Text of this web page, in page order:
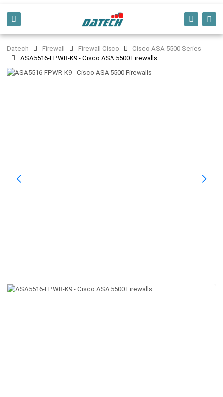
Datech Firewall Firewall Cisco
Cisco ASA 5500 Series
ASA5516-FPWR-K9 - Cisco ASA 5500 Firewalls